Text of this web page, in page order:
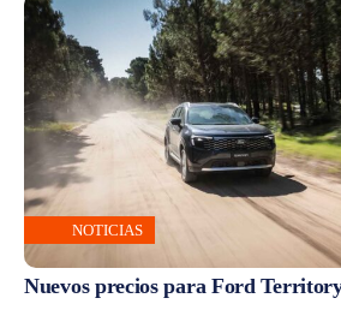
NOTICIAS
Nuevos precios para Ford